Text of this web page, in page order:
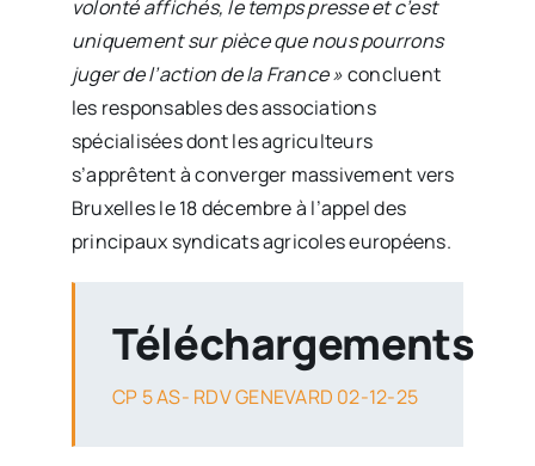
volonté affichés, le temps presse et c’est
uniquement sur pièce que nous pourrons
juger de l’action de la France »concluent
les responsables des associations
spécialisées dont les agriculteurs
s’apprêtent à converger massivement vers
Bruxelles le 18 décembre à l’appel des
principaux syndicats agricoles européens.
Téléchargements
CP 5 AS- RDV GENEVARD 02-12-25